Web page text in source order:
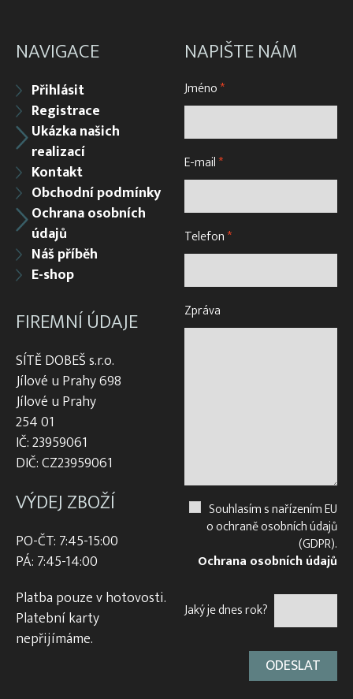
NAVIGACE
Přihlásit
Registrace
Ukázka našich
realizací
Kontakt
Obchodní podmínky
Ochrana osobních
údajů
Náš příběh
E-shop
FIREMNÍ ÚDAJE
SÍTĚ DOBEŠ s.r.o.
Jílové u Prahy 698
Jílové u Prahy
254 01
IČ: 23959061
DIČ: CZ23959061
VÝDEJ ZBOŽÍ
PO-ČT: 7:45-15:00
PÁ: 7:45-14:00
Platba pouze v hotovosti.
Platební karty
nepřijímáme.
NAPIŠTE NÁM
Jméno*
E-mail*
Telefon*
Zpráva
Souhlasím s nařízením EU
o ochraně osobních údajů
(GDPR).
Ochrana osobních údajů
Jaký je dnes rok?